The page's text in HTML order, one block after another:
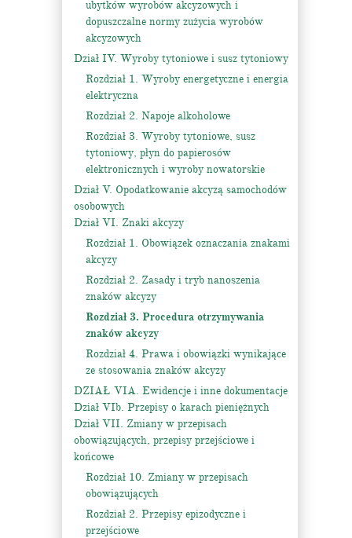
ubytków wyrobów akcyzowych i
dopuszczalne normy zużycia wyrobów
akcyzowych
Dział IV. Wyroby tytoniowe i susz tytoniowy
Rozdział 1. Wyroby energetyczne i energia
elektryczna
Rozdział 2. Napoje alkoholowe
Rozdział 3. Wyroby tytoniowe, susz
tytoniowy, płyn do papierosów
elektronicznych i wyroby nowatorskie
Dział V. Opodatkowanie akcyzą samochodów
osobowych
Dział VI. Znaki akcyzy
Rozdział 1. Obowiązek oznaczania znakami
akcyzy
Rozdział 2. Zasady i tryb nanoszenia
znaków akcyzy
Rozdział 3. Procedura otrzymywania
znaków akcyzy
Rozdział 4. Prawa i obowiązki wynikające
ze stosowania znaków akcyzy
DZIAŁ VIA. Ewidencje i inne dokumentacje
Dział VIb. Przepisy o karach pieniężnych
Dział VII. Zmiany w przepisach
obowiązujących, przepisy przejściowe i
końcowe
Rozdział 10. Zmiany w przepisach
obowiązujących
Rozdział 2. Przepisy epizodyczne i
przejściowe